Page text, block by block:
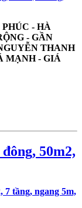
- HÀ
- GẦN
THANH
MẠNH - GIÁ
50m2,